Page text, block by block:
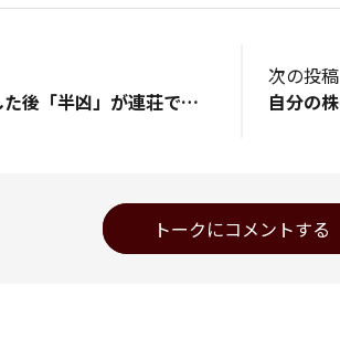
吉系１０連続を逃した後「半凶」が連荘で来ましたが、めげずに再度吉系１０連続を目指します。
次の投稿
トークにコメントする